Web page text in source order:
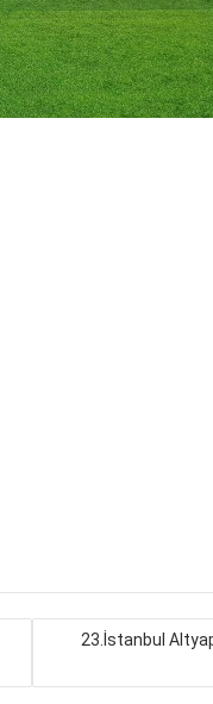
23.İstanbul